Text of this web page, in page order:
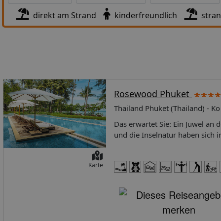
direkt am Strand kinderfreundlich
Karte
Rosewood Phuket
Thailand Phuket (Thailand) -
Das erwartet Sie: Ein Juwel an der malerischen Emerald Bay. Sensible Thai-Kultur, moderner europäischer Stil und die Inselnatur haben sich in diesem Resort zu einem harmonischen Designkonzept vereint. Ein verstecktes Paradies – mit kurzen Wegen zum kräftig schlagenden Inselherz. Lage: Ort Tri-Trang Beach Lage & Umgebung Über 600 malerische Meter zieht sich die Beachfront, an der sich ein weißer, sanft abfallender Sandstrand und schattenspendende Palmen präsentieren. Die Lage auf einer Landzunge im Südwesten der Insel bietet den Gästen ein Ambiente der Ruhe und Privatheit – und doch liegt die geballte kulturelle Kraft der Insel nicht weit entfernt. Nur 30 Minuten sind es bis zu den Piers und Yachthäfen von Phuket. Eine kurze Fahrt über das Bergland führt zudem zur historischen Altstadt mit ihren inspirierenden Nachtmärkten und Kunstläden. Lage erste Strandlage Entfernungen: Flughafen Phuket International Airport ca. 40 km, Fahrzeit: ca. 60 Minuten (Die Transferzeit kann hiervon abweichen).Strand Patong Beach - City Centre ca. 3 km Das bietet Ihre Unterkunft: RaucherbereichCheck-in Zeit ab 15:00 UhrCheck-out Zeit bis 12:00 UhrEarly Check-in: täglich, gegen Gebühr, BarzahlungLate Check-out: 24 Stunden, gegen Gebühr, Barzahlung, Anfrage & Reservierung notwendigHoteleröffnung: 2017Rezeption: 24 Stunden, Sprachen: deutsch, englisch, russisch, Geldwechsel möglich, Hotelsafe: ohne GebührGästebetreuung: Sprachen: englisch, russischLiftGartenanlage, begrünter Innenhof, SonnenterrassePool: ohne Gebühr, Outdoor, Daybeds: ohne GebührBadetücher: ohne GebührSouvenirshop, Boutique, Juwelier, FriseurInternet: WLAN/WiFi, im gesamten Hotel (Anlage): ohne GebührInternetcafe: ohne GebührWäscheservice: gegen GebührConcierge Service, GepäckserviceZahlungsarten: TUI Card / VISA, MasterCard, American Express, DinersHaustier: Hund erlaubt: ohne Gebühr, Anfrage & Reservierung notwendig, Gewicht bis max. 7 kg, Katze erlaubtParkmöglichkeiten: Parkplatz (nach Verfügbarkeit), bewacht: ohne Gebühr, Anfrage & Reservierung nicht notwendig, Garage: ohne Gebühr, Anfrage & Reservierung nicht notwendig, Stellplätze, überdacht: ohne Gebühr, Anfrage & Reservierung nicht notwendig, Valet Parking: ohne GebührTagungseinrichtungen: Konferenzräume: 1, klimatisierte Tagungsräume, Tageslicht, Tagungsequipment: gegen Gebühr, Coffee Breaks: gegen GebührGröße des Hotels/Anlage: 17,6 haGebäudeanzahl: 13, Etagen: 3, Zimmer: 71, Nebengebäude: 13, Etagen Nebengebäude: 3, Villen: 17Landeskategorie: 5 Sterne Ihre Unterkunft bietet folgende Verpflegungsangebote: Frühstück: FrühstückHalbpension: Frühstück, AbendessenVollpension: Frühstück, Mittagessen, Abendessen Beschreibung der Verpflegungsangebote: Frühstück: täglich 07:00 Uhr - 11:00 Uhr, kontinental, amerikanisch, Buffet, à la carte, Frühstück ausschließlich auf dem